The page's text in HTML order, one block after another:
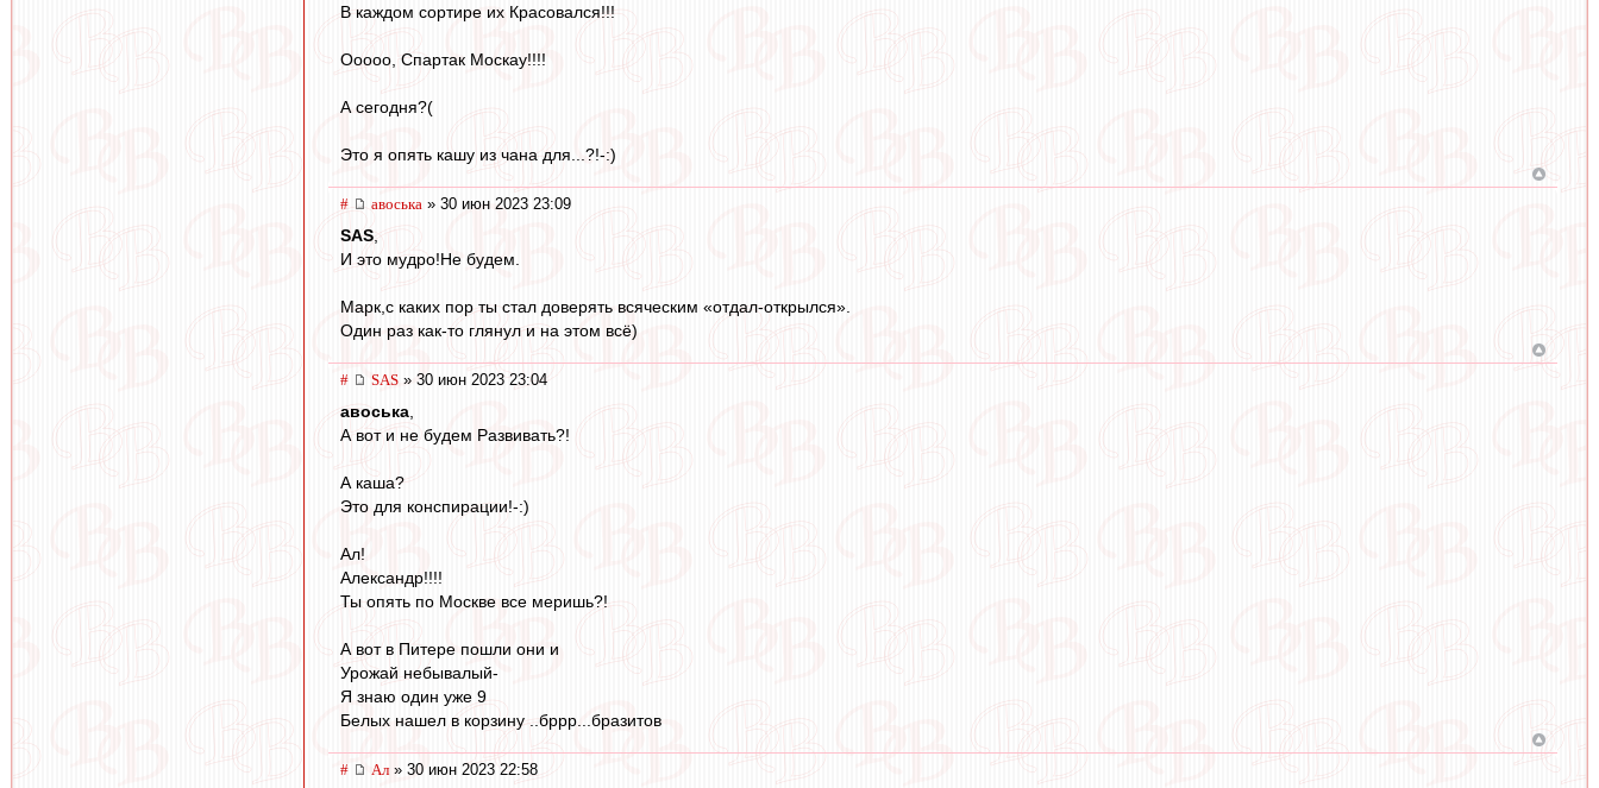
В каждом сортире их Красовался!!!
Ооооо, Спартак Москау!!!!
А сегодня?(
Это я опять кашу из чана для...?!-:)
# авоська » 30 июн 2023 23:09
SAS
И это мудро!Не будем.
Марк,с каких пор ты стал доверять всяческим «отдал-открылся».
Один раз как-то глянул и на этом всё)
# SAS » 30 июн 2023 23:04
авоська
А вот и не будем Развивать?!
А каша?
Это для конспирации!-:)
Ал!
Александр!!!!
Ты опять по Москве все меришь?!
А вот в Питере пошли они и
Урожай небывалый-
Я знаю один уже 9
Белых нашел в корзину ..бррр...бразитов
# Ал » 30 июн 2023 22:58